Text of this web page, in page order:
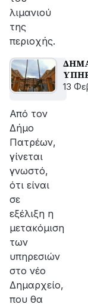
λιμανιού
της
περιοχής.
13
Από τον
Δήμο
Πατρέων,
γίνεται
γνωστό,
ότι είναι
σε
εξέλιξη η
μετακόμιση
των
υπηρεσιών
στο νέο
Δημαρχείο,
που θα